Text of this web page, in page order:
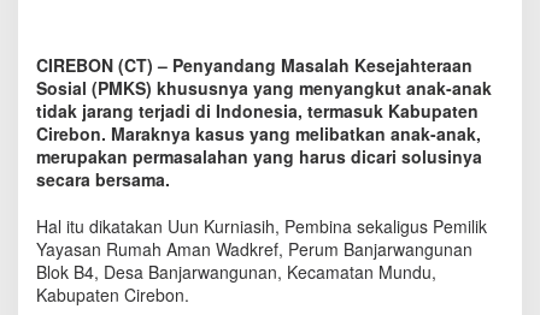
k
r
e
f
B
a
y
a
k
CIREBON (CT) – Penyandang Masalah Kesejahteraan
Sosial (PMKS) khususnya yang menyangkut anak-anak
tidak jarang terjadi di Indonesia, termasuk Kabupaten
Cirebon. Maraknya kasus yang melibatkan anak-anak,
merupakan permasalahan yang harus dicari solusinya
secara bersama.
Hal itu dikatakan Uun Kurniasih, Pembina sekaligus Pemilik
Yayasan Rumah Aman Wadkref, Perum Banjarwangunan
Blok B4, Desa Banjarwangunan, Kecamatan Mundu,
Kabupaten Cirebon.